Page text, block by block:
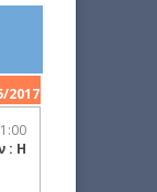
2017
: H